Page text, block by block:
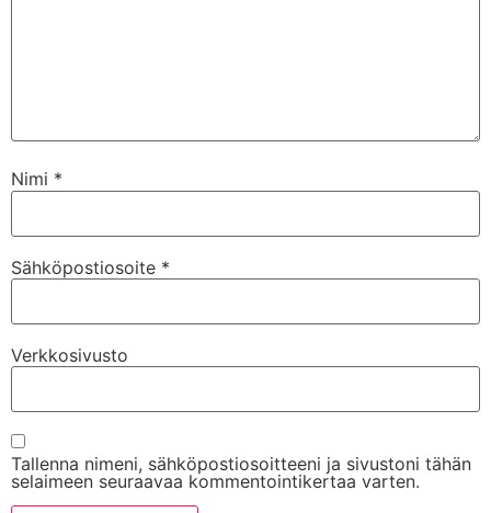
Nimi *
Sähköpostiosoite *
Verkkosivusto
Tallenna nimeni, sähköpostiosoitteeni ja sivustoni tähän
selaimeen seuraavaa kommentointikertaa varten.